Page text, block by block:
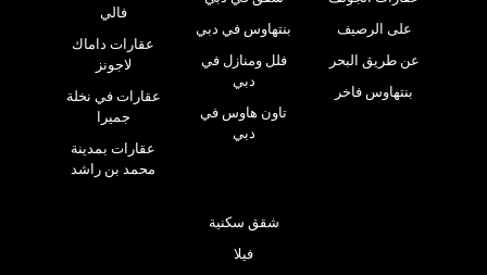
فالي
عقارات داماك
لاجونز
عقارات في نخلة
جميرا
عقارات بمدينة
محمد بن راشد
بنتهاوس في دبي
فلل ومنازل في
دبي
تاون هاوس في
دبي
على الرصيف
عن طريق البحر
بنتهاوس فاخر
شقق سكنية
فيلا